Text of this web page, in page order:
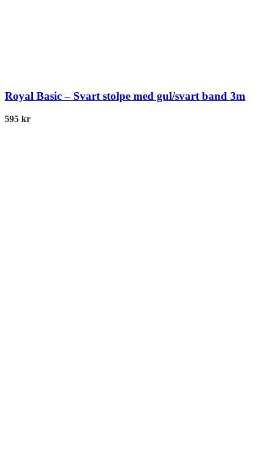
Royal Basic – Svart stolpe med gul/svart band 3m
595 kr